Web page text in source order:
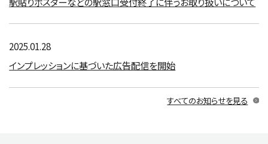
2025.01.28
インプレッションに基づいた広告配信を開始
すべてのお知らせを見る